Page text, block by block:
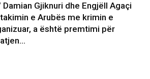
Damian Gjiknuri dhe Engjëll Agaçi
e Arubës me krimin e
a është premtimi për